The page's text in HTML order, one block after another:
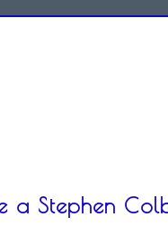
a Stephen